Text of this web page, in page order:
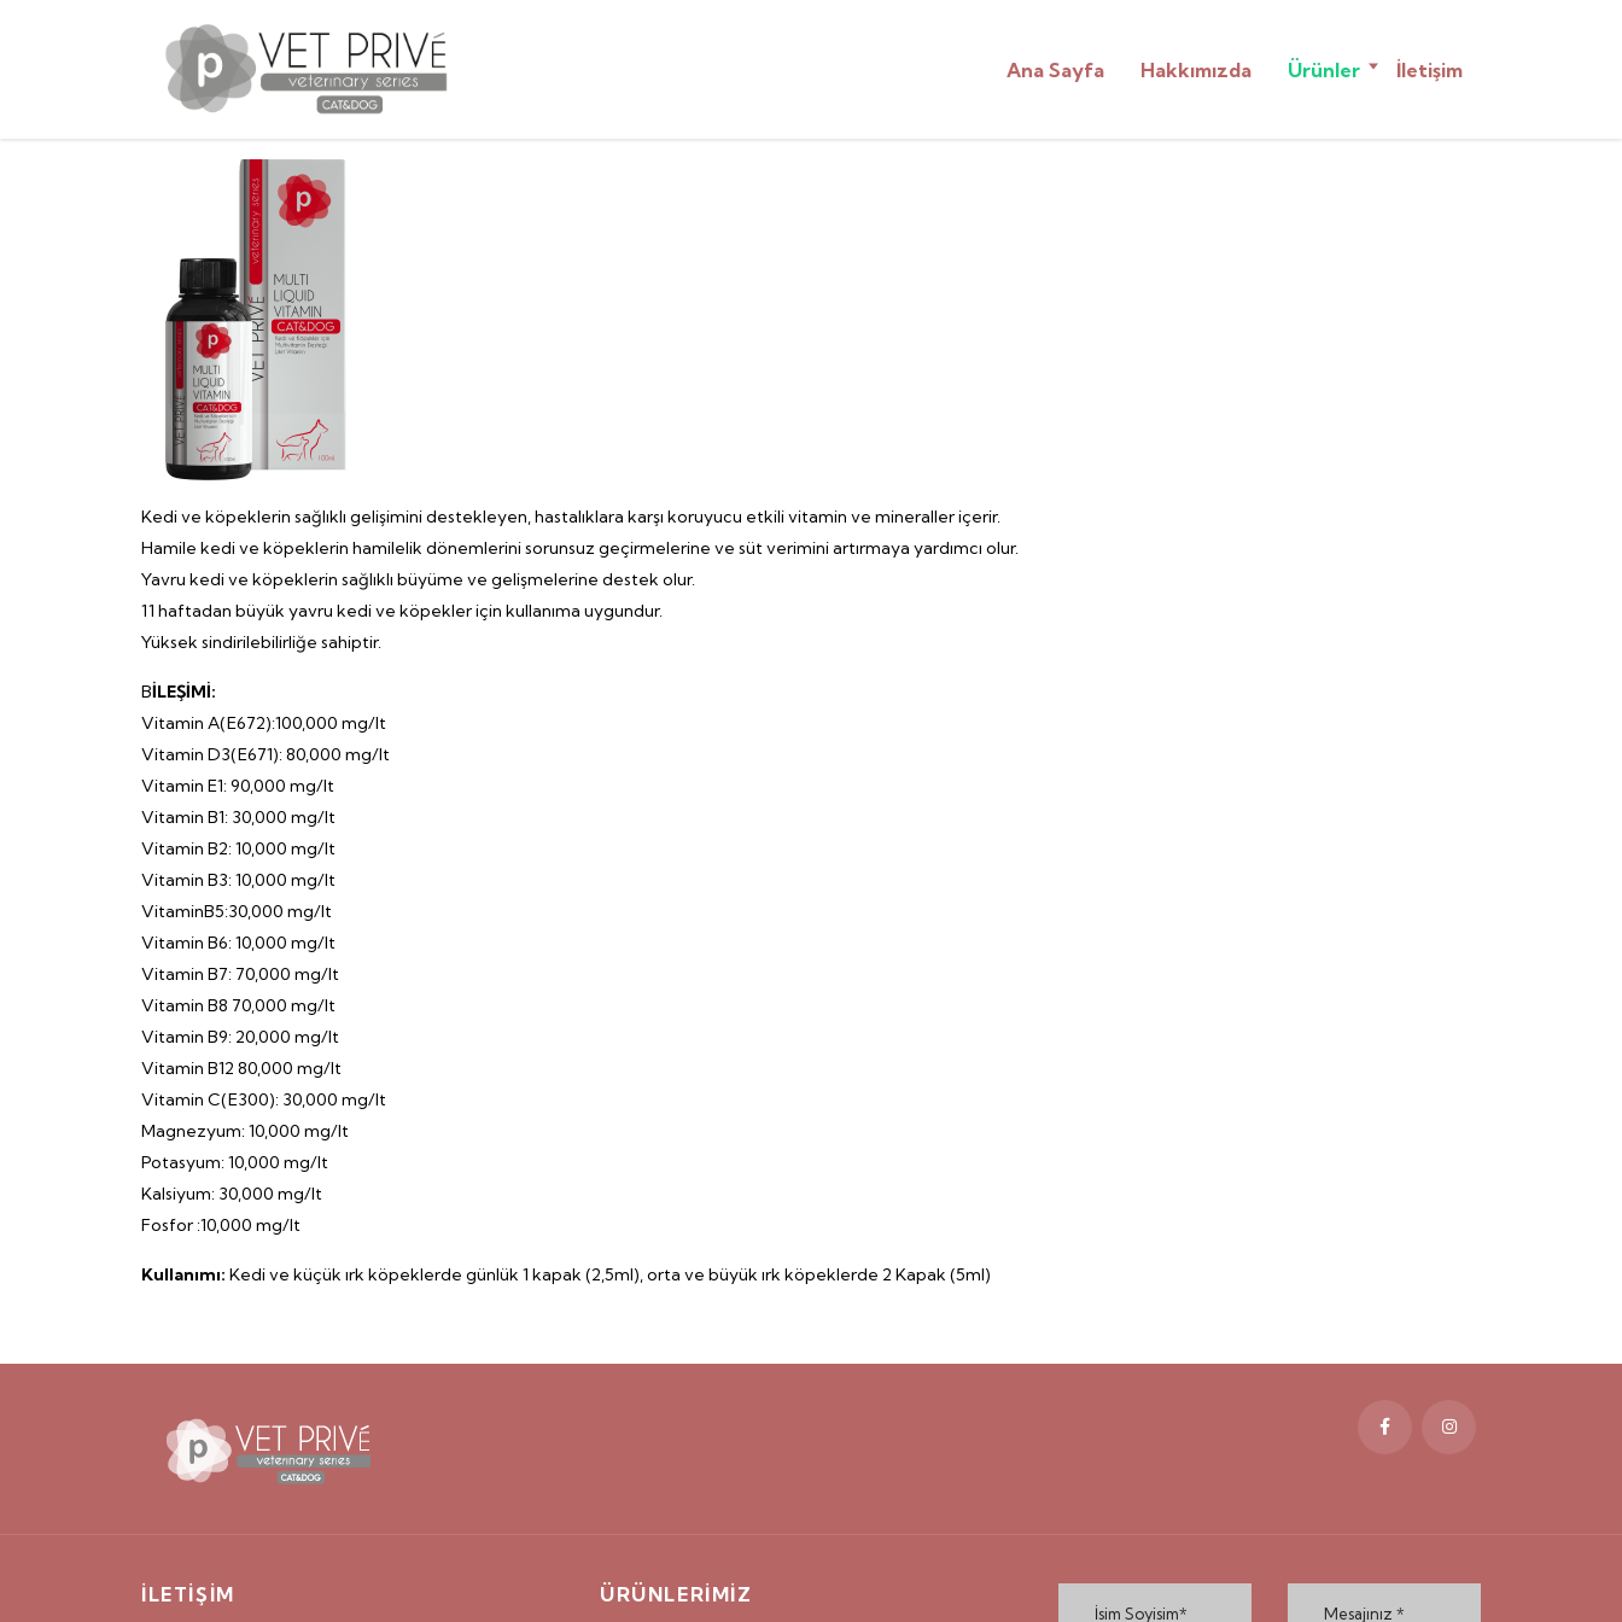
Ana Sayfa Hakkımızda Ürünler İletişim
Kedi ve köpeklerin sağlıklı gelişimini destekleyen, hastalıklara karşı koruyucu etkili vitamin ve mineraller içerir.
Hamile kedi ve köpeklerin hamilelik dönemlerini sorunsuz geçirmelerine ve süt verimini artırmaya yardımcı olur.
Yavru kedi ve köpeklerin sağlıklı büyüme ve gelişmelerine destek olur.
11 haftadan büyük yavru kedi ve köpekler için kullanıma uygundur.
Yüksek sindirilebilirliğe sahiptir.
BİLEŞİMİ:
Vitamin A(E672):100,000 mg/lt
Vitamin D3(E671): 80,000 mg/lt
Vitamin E1: 90,000 mg/lt
Vitamin B1: 30,000 mg/lt
Vitamin B2: 10,000 mg/lt
Vitamin B3: 10,000 mg/lt
VitaminB5:30,000 mg/lt
Vitamin B6: 10,000 mg/lt
Vitamin B7: 70,000 mg/lt
Vitamin B8 70,000 mg/lt
Vitamin B9: 20,000 mg/lt
Vitamin B12 80,000 mg/lt
Vitamin C(E300): 30,000 mg/lt
Magnezyum: 10,000 mg/lt
Potasyum: 10,000 mg/lt
Kalsiyum: 30,000 mg/lt
Fosfor :10,000 mg/lt
Kullanımı: Kedi ve küçük ırk köpeklerde günlük 1 kapak (2,5ml), orta ve büyük ırk köpeklerde 2 Kapak (5ml)
İLETİŞİM ÜRÜNLERİMİZ